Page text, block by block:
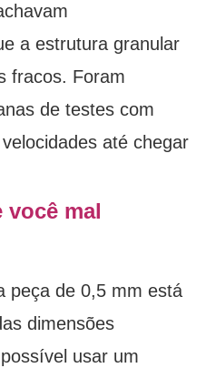
a estrutura granular
fracos. Foram
de testes com
até chegar
você mal
peça de 0,5 mm está
dimensões
usar um